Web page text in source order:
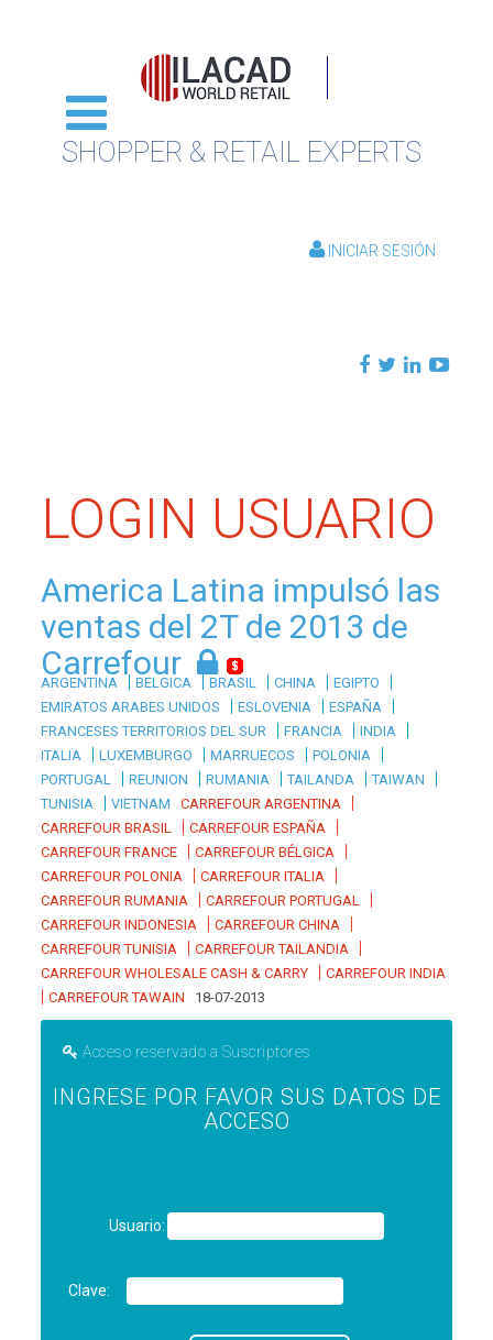
SHOPPER & RETAIL EXPERTS
INICIAR SESIÓN
LOGIN USUARIO
America Latina impulsó las
ventas del 2T de 2013 de
Carrefour
ARGENTINA |BELGICA |BRASIL |CHINA |EGIPTO |
EMIRATOS ARABES UNIDOS |ESLOVENIA |ESPAÑA |
FRANCESES TERRITORIOS DEL SUR |FRANCIA |INDIA |
ITALIA |LUXEMBURGO |MARRUECOS |POLONIA |
PORTUGAL |REUNION |RUMANIA |TAILANDA |TAIWAN |
TUNISIA |VIETNAM CARREFOUR ARGENTINA |
CARREFOUR BRASIL |CARREFOUR ESPAÑA |
CARREFOUR FRANCE |CARREFOUR BÉLGICA |
CARREFOUR POLONIA |CARREFOUR ITALIA |
CARREFOUR RUMANIA |CARREFOUR PORTUGAL |
CARREFOUR INDONESIA |CARREFOUR CHINA |
CARREFOUR TUNISIA |CARREFOUR TAILANDIA |
CARREFOUR WHOLESALE CASH & CARRY |CARREFOUR INDIA
|CARREFOUR TAWAIN 18-07-2013
Acceso reservado a Suscriptores
INGRESE POR FAVOR SUS DATOS DE
ACCESO
Usuario:
Clave: